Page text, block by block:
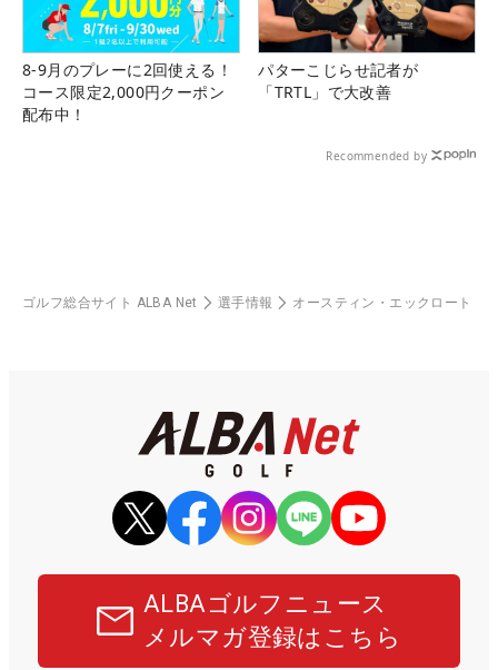
8-9月のプレーに2回使える！
コース限定2,000円クーポン
配布中！
パターこじらせ記者が
「TRTL」で大改善
Recommended by
ゴルフ総合サイト ALBA Net 選手情報 オースティン・エックロート
ALBAゴルフニュース
メルマガ登録はこちら